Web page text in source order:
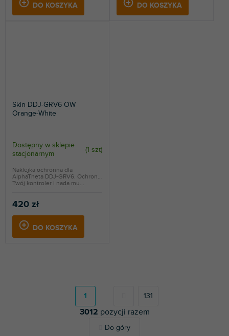
DO KOSZYKA DO KOSZYKA
Skin DDJ-GRV6 OW
Orange-White
Dostępny w sklepie
stacjonarnym
(1 szt)
420 zł
DO KOSZYKA
Naklejka ochronna dla
AlphaTheta DDJ-GRV6. Ochroni
Twój kontroler i nada mu...
K
o
n
c
1 131
3012 pozycji razem
Do góry